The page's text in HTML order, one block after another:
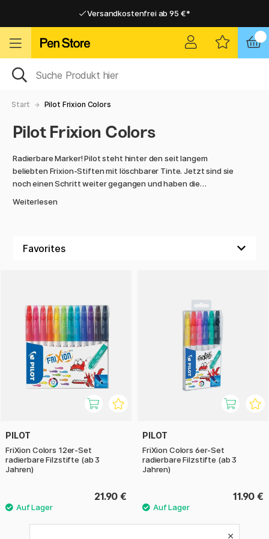
Versandkostenfrei ab 95 €*
Versandkostenfrei ab 95 €*
Start Pilot Frixion Colors
Pilot Frixion Colors
Radierbare Marker! Pilot steht hinter den seit langem
beliebten Frixion-Stiften mit löschbarer Tinte. Jetzt sind sie
noch einen Schritt weiter gegangen und haben die
deine Zeichnungen verändern und ausradieren kannst,
Weiterlesen
PILOT
FriXion Colors 12er-Set
radierbare Filzstifte (ab 3
Jahren)
21.90 €
PILOT
FriXion Colors 6er-Set
radierbare Filzstifte (ab 3
Jahren)
11.90 €